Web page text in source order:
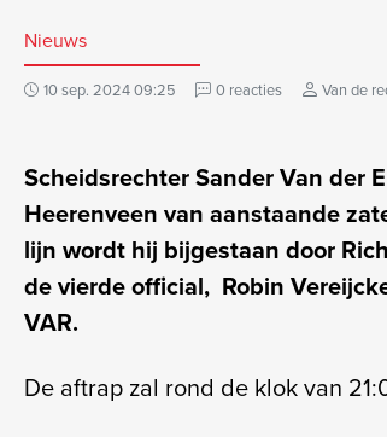
Nieuws
10 sep. 2024 09:25 0 reacties Van de
Scheidsrechter Sander Van der
Heerenveen van aanstaande
lijn wordt hij bijgestaan door
de vierde official, Robin
VAR.
De aftrap zal rond de klok van